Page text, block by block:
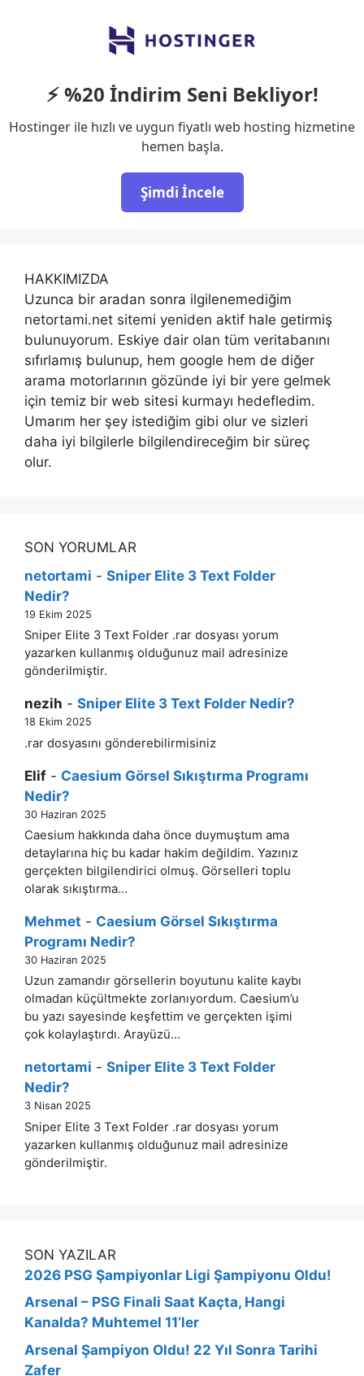
⚡ %20 İndirim Seni Bekliyor!
Hostinger ile hızlı ve uygun fiyatlı web hosting hizmetine
hemen başla.
Şimdi İncele
HAKKIMIZDA
Uzunca bir aradan sonra ilgilenemediğim
netortami.net sitemi yeniden aktif hale getirmiş
bulunuyorum. Eskiye dair olan tüm veritabanını
sıfırlamış bulunup, hem google hem de diğer
arama motorlarının gözünde iyi bir yere gelmek
için temiz bir web sitesi kurmayı hedefledim.
Umarım her şey istediğim gibi olur ve sizleri
daha iyi bilgilerle bilgilendireceğim bir süreç
olur.
SON YORUMLAR
netortami - Sniper Elite 3 Text Folder
Nedir?
19 Ekim 2025
Sniper Elite 3 Text Folder .rar dosyası yorum
yazarken kullanmış olduğunuz mail adresinize
gönderilmiştir.
nezih - Sniper Elite 3 Text Folder Nedir?
18 Ekim 2025
.rar dosyasını gönderebilirmisiniz
Elif - Caesium Görsel Sıkıştırma Programı
Nedir?
30 Haziran 2025
Caesium hakkında daha önce duymuştum ama
detaylarına hiç bu kadar hakim değildim. Yazınız
gerçekten bilgilendirici olmuş. Görselleri toplu
olarak sıkıştırma…
Mehmet - Caesium Görsel Sıkıştırma
Programı Nedir?
30 Haziran 2025
Uzun zamandır görsellerin boyutunu kalite kaybı
olmadan küçültmekte zorlanıyordum. Caesium’u
bu yazı sayesinde keşfettim ve gerçekten işimi
çok kolaylaştırdı. Arayüzü…
netortami - Sniper Elite 3 Text Folder
Nedir?
3 Nisan 2025
Sniper Elite 3 Text Folder .rar dosyası yorum
yazarken kullanmış olduğunuz mail adresinize
gönderilmiştir.
SON YAZILAR
2026 PSG Şampiyonlar Ligi Şampiyonu Oldu!
Arsenal – PSG Finali Saat Kaçta, Hangi
Kanalda? Muhtemel 11’ler
Arsenal Şampiyon Oldu! 22 Yıl Sonra Tarihi
Zafer